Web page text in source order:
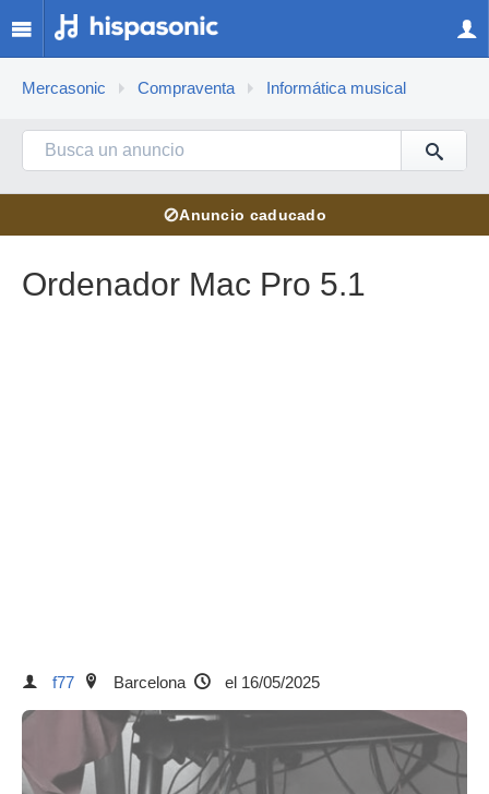
Mercasonic Compraventa Informática musical
⊘Anuncio caducado
Ordenador Mac Pro 5.1
f77 Barcelona el 16/05/2025